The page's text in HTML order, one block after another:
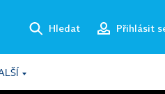
Hledat Přihlásit